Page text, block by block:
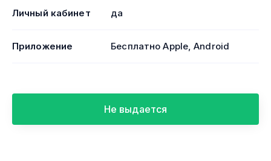
Личный кабинет да
Приложение Бесплатно Apple, Android
Не выдается